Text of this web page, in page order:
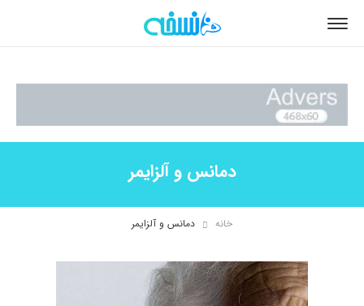
دمانس و آلزایمر
خانه دمانس و آلزایمر